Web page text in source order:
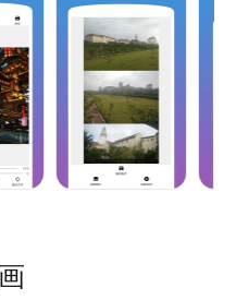
照片修复、黑白照片上
度提升，还原照片细节，
、照片编辑、图片处
处理、文字修改、视频提
长图拼接，ps图片处
字图片；
竖向文字、气泡文字、
能
字修改大小和字体；